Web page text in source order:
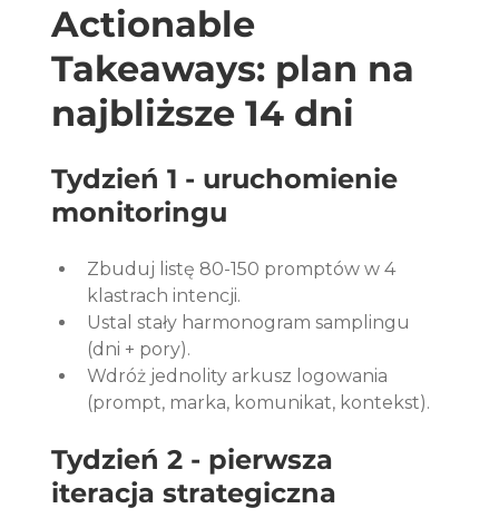
Actionable
Takeaways: plan na
najbliższe 14 dni
Tydzień 1 - uruchomienie
monitoringu
Zbuduj listę 80-150 promptów w 4
klastrach intencji.
Ustal stały harmonogram samplingu
(dni + pory).
Wdróż jednolity arkusz logowania
(prompt, marka, komunikat, kontekst).
Tydzień 2 - pierwsza
iteracja strategiczna